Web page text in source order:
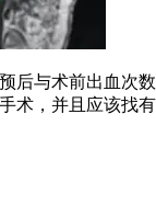
与术前出血次
术，并且应该找